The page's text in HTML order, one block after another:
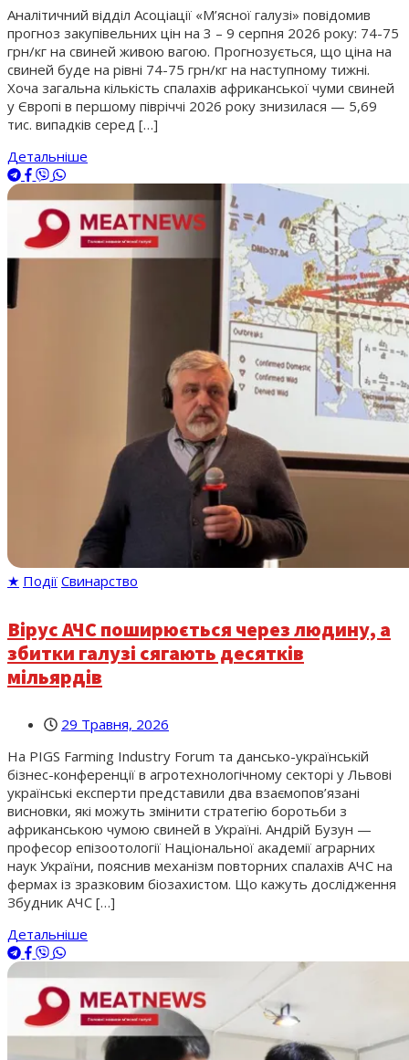
Аналітичний відділ Асоціації «М’ясної галузі» повідомив
прогноз закупівельних цін на 3 – 9 серпня 2026 року: 74-75
грн/кг на свиней живою вагою. Прогнозується, що ціна на
свиней буде на рівні 74-75 грн/кг на наступному тижні.
Хоча загальна кількість спалахів африканської чуми свиней
у Європі в першому півріччі 2026 року знизилася — 5,69
тис. випадків серед […]
Детальніше
★ Події Свинарство
Вірус АЧС поширюється через людину, а
збитки галузі сягають десятків
мільярдів
29 Травня, 2026
На PIGS Farming Industry Forum та дансько-українській
бізнес-конференції в агротехнологічному секторі у Львові
українські експерти представили два взаємопов’язані
висновки, які можуть змінити стратегію боротьби з
африканською чумою свиней в Україні. Андрій Бузун —
професор епізоотології Національної академії аграрних
наук України, пояснив механізм повторних спалахів АЧС на
фермах із зразковим біозахистом. Що кажуть дослідження
Збудник АЧС […]
Детальніше